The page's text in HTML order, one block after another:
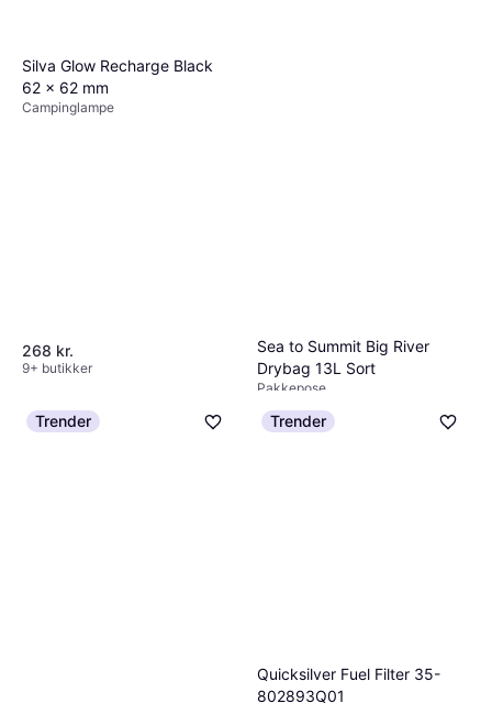
Silva Glow Recharge Black
62 x 62 mm
Campinglampe
268 kr.
9+ butikker
Sea to Summit Big River
Drybag 13L Sort
Pakkepose
8 butikker
Trender Trender
Quicksilver Fuel Filter 35-
802893Q01
PriceRunner til nemt at sammenligne
produkter og finde de bedste tilbud.